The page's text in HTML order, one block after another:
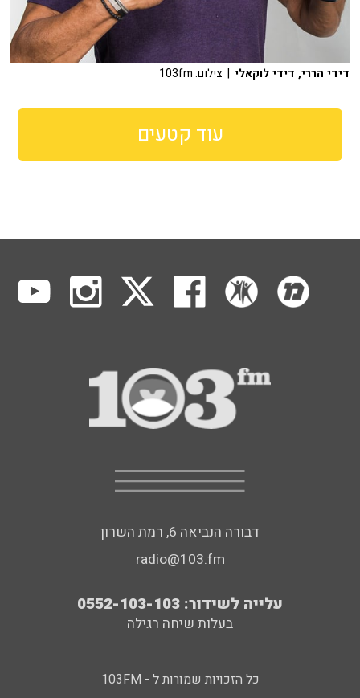
דידי הררי, דידי לוקאלי | צילום: 103fm
עוד קטעים
דבורה הנביאה 6, רמת השרון
radio@103.fm
עלייה לשידור: 0552-103-103
בעלות שיחה רגילה
כל הזכויות שמורות ל - 103FM